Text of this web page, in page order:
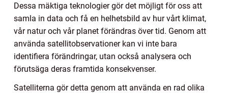
Dessa mäktiga teknologier gör det möjligt för oss att
samla in data och få en helhetsbild av hur vårt klimat,
vår natur och vår planet förändras över tid. Genom att
använda satellitobservationer kan vi inte bara
identifiera förändringar, utan också analysera och
förutsäga deras framtida konsekvenser.
Satelliterna gör detta genom att använda en rad olika